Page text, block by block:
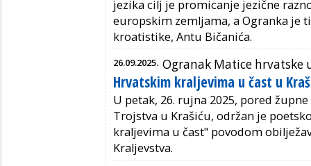
jezika cilj je promicanje jezične
europskim zemljama, a Ogranka je
kroatistike, Antu Bičanića.
26.09.2025. Ogranak Matice hrvatske
Hrvatskim kraljevima u čast u
U petak, 26. rujna 2025, pored
Trojstva u Krašiću, održan je
kraljevima u čast" povodom
Kraljevstva.